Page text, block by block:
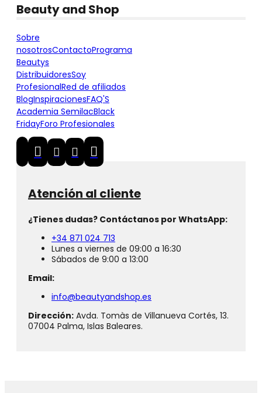
Beauty and Shop
Sobre
nosotrosContactoPrograma
Beautys
DistribuidoresSoy
ProfesionalRed de afiliados
BlogInspiracionesFAQ'S
Academia SemilacBlack
FridayForo Profesionales
Atención al cliente
¿Tienes dudas? Contáctanos por WhatsApp:
+34 871 024 713
Lunes a viernes de 09:00 a 16:30
Sábados de 9:00 a 13:00
Email:
info@beautyandshop.es
Dirección: Avda. Tomàs de Villanueva Cortés, 13.
07004 Palma, Islas Baleares.